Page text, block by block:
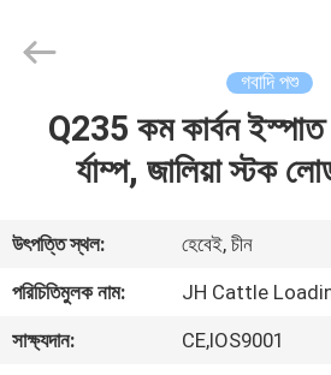
আমাদের
সম্পর্কে
products
Reserved.
গবাদি পশু
Q235 কম কার্বন ইস্পাত
র্যাম্প, জালিয়া স্টক
উৎপত্তি স্থল:
হেবেই, চীন
পরিচিতিমুলক নাম:
JH Cattle
সাক্ষ্যদান:
CE,IOS9001